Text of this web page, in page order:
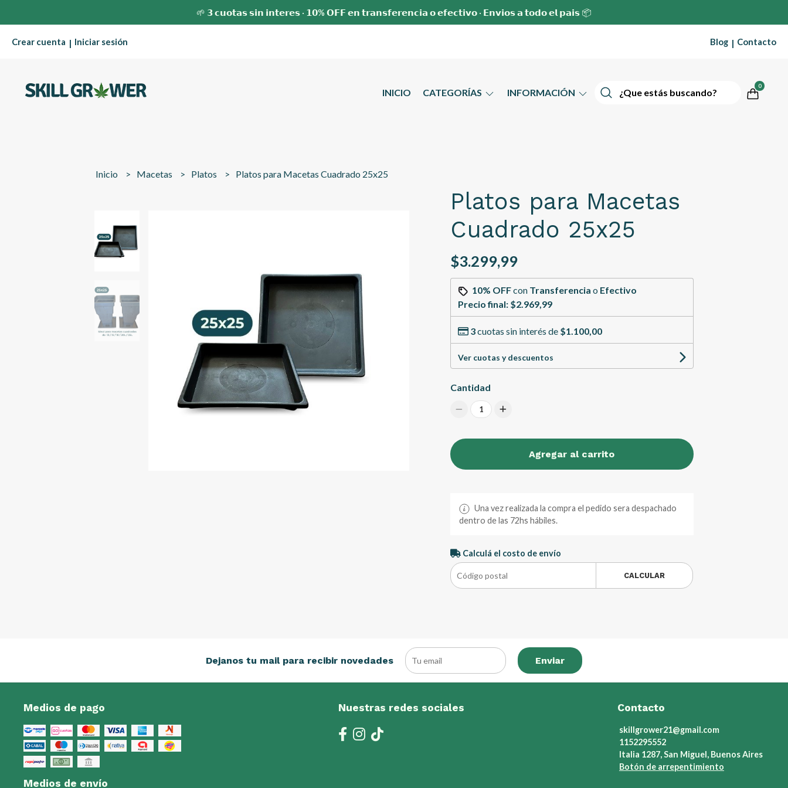
🌱 𝟯 𝗰𝘂𝗼𝘁𝗮𝘀 𝘀𝗶𝗻 𝗶𝗻𝘁𝗲𝗿𝗲𝘀 · 𝟭𝟬% 𝗢𝗙𝗙 𝗲𝗻 𝘁𝗿𝗮𝗻𝘀𝗳𝗲𝗿𝗲𝗻𝗰𝗶𝗮 𝗼 𝗲𝗳𝗲𝗰𝘁𝗶𝘃𝗼 · 𝗘𝗻𝘃𝗶𝗼𝘀 𝗮 𝘁𝗼𝗱𝗼 𝗲𝗹 𝗽𝗮𝗶𝘀 📦
Crear cuenta | Iniciar sesión Blog | Contacto
INICIO CATEGORÍAS INFORMACIÓN
0
Inicio Macetas Platos Platos para Macetas Cuadrado 25x25
Platos para Macetas
Cuadrado 25x25
$3.299,99
10% OFFcon Transferencia o Efectivo
Precio final: $2.969,99
3cuotas sin interés de $1.100,00
Ver cuotas y descuentos
Cantidad
1
Agregar al carrito
Una vez realizada la compra el pedido sera despachado
dentro de las 72hs hábiles.
Calculá el costo de envío
CALCULAR
Dejanos tu mail para recibir novedades Enviar
Medios de pago
Medios de envío
Nuestras redes sociales Contacto
skillgrower21@gmail.com
1152295552
Italia 1287, San Miguel, Buenos Aires
Botón de arrepentimiento